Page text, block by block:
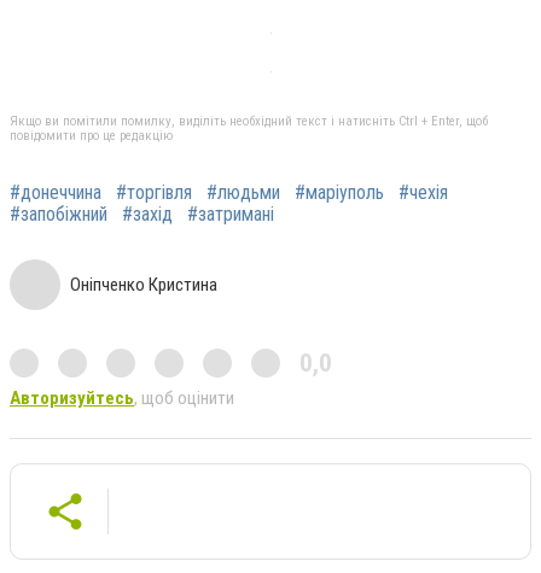
Якщо ви помітили помилку, виділіть необхідний текст і натисніть Ctrl + Enter, щоб
повідомити про це редакцію
#донеччина #торгівля #людьми #маріуполь
#чехія
#запобіжний
#захід #затримані
Оніпченко Кристина
0,0
Авторизуйтесь, щоб оцінити